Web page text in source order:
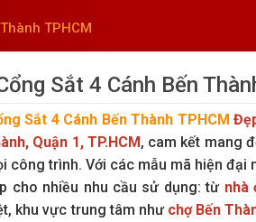
TPHCM
Sắt 4 Cánh Bến
Sắt 4 Cánh Bến Thành TPHCM
Quận 1, TP.HCM, cam kết mang
công trình. Với các mẫu mã hiện đại
cho nhiều nhu cầu sử dụng: từ nhà
khu vực trung tâm như chợ Bến